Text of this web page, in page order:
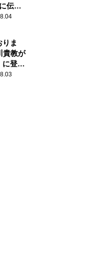
伝え
りま
貴教が
に登